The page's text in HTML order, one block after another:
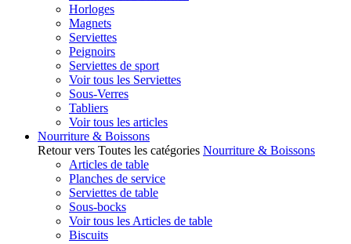
Horloges
Magnets
Serviettes
Peignoirs
Serviettes de sport
Voir tous les Serviettes
Sous-Verres
Tabliers
Voir tous les articles
Nourriture & Boissons
Retour vers Toutes les catégories Nourriture & Boissons
Articles de table
Planches de service
Serviettes de table
Sous-bocks
Voir tous les Articles de table
Biscuits